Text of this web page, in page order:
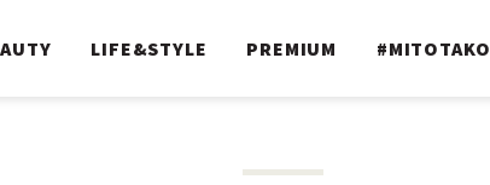
LIFE&STYLE PREMIUM #MITOTAKO